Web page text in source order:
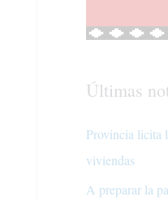
Últimas
Provincia licita
viviendas
A preparar la